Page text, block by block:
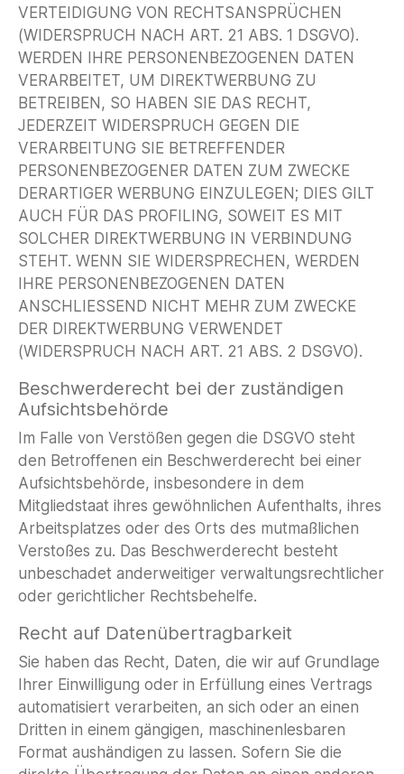
VERTEIDIGUNG VON RECHTSANSPRÜCHEN
(WIDERSPRUCH NACH ART. 21 ABS. 1 DSGVO).
WERDEN IHRE PERSONENBEZOGENEN DATEN
VERARBEITET, UM DIREKTWERBUNG ZU
BETREIBEN, SO HABEN SIE DAS RECHT,
JEDERZEIT WIDERSPRUCH GEGEN DIE
VERARBEITUNG SIE BETREFFENDER
PERSONENBEZOGENER DATEN ZUM ZWECKE
DERARTIGER WERBUNG EINZULEGEN; DIES GILT
AUCH FÜR DAS PROFILING, SOWEIT ES MIT
SOLCHER DIREKTWERBUNG IN VERBINDUNG
STEHT. WENN SIE WIDERSPRECHEN, WERDEN
IHRE PERSONENBEZOGENEN DATEN
ANSCHLIESSEND NICHT MEHR ZUM ZWECKE
DER DIREKTWERBUNG VERWENDET
(WIDERSPRUCH NACH ART. 21 ABS. 2 DSGVO).
Beschwerderecht bei der zuständigen
Aufsichtsbehörde
Im Falle von Verstößen gegen die DSGVO steht
den Betroffenen ein Beschwerderecht bei einer
Aufsichtsbehörde, insbesondere in dem
Mitgliedstaat ihres gewöhnlichen Aufenthalts, ihres
Arbeitsplatzes oder des Orts des mutmaßlichen
Verstoßes zu. Das Beschwerderecht besteht
unbeschadet anderweitiger verwaltungsrechtlicher
oder gerichtlicher Rechtsbehelfe.
Recht auf Datenübertragbarkeit
Sie haben das Recht, Daten, die wir auf Grundlage
Ihrer Einwilligung oder in Erfüllung eines Vertrags
automatisiert verarbeiten, an sich oder an einen
Dritten in einem gängigen, maschinenlesbaren
Format aushändigen zu lassen. Sofern Sie die